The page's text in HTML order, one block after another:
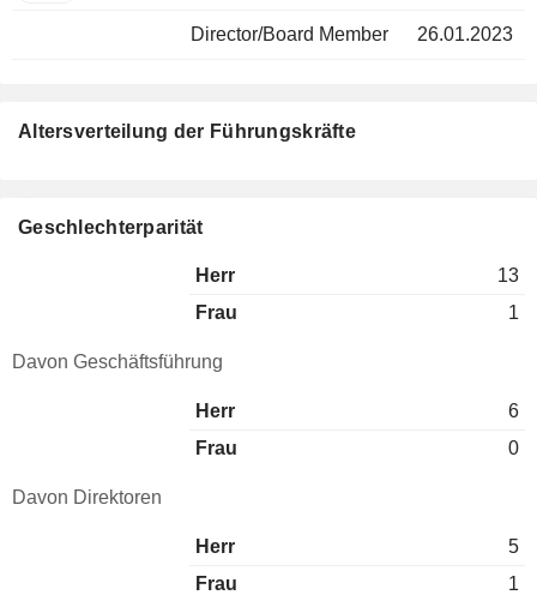
Director/Board Member 26.01.2023
Altersverteilung der Führungskräfte
Geschlechterparität
Herr
13
Frau
1
Davon Geschäftsführung
Herr
6
Frau
0
Davon Direktoren
Herr
5
Frau
1